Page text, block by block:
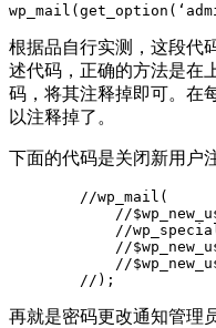
根据品自行实测，这段代
述代码，正确的方法是在
码，将其注释掉即可。在
以注释掉了。
下面的代码是关闭新用户
        //wp_mail(
//
//
//
//
        //);
再就是密码更改通知管理